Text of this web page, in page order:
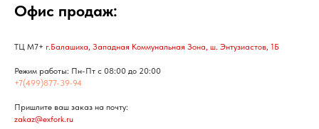
Офис продаж:
ТЦ М7+ г.Балашиха, Западная Коммунальная Зона, ш. Энтузиастов, 1Б
Режим работы: Пн-Пт с 08:00 до 20:00
+7(499)877-39-94
Пришлите ваш заказ на почту:
zakaz@exfork.ru